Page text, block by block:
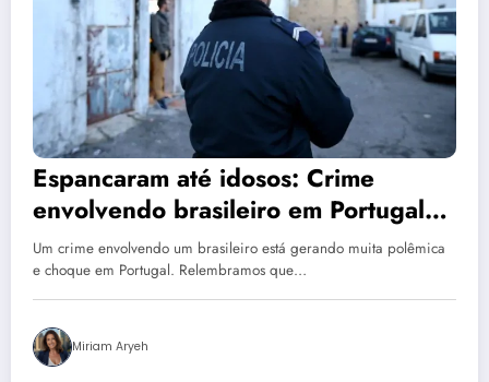
Espancaram até idosos: Crime
envolvendo brasileiro em Portugal
está chocando o país
Um crime envolvendo um brasileiro está gerando muita polêmica
e choque em Portugal. Relembramos que…
Miriam Aryeh